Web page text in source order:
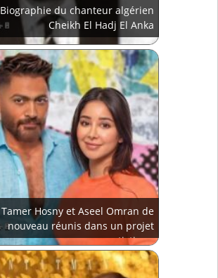
Biographie du chanteur algérien
Cheikh El Hadj El Anka
Tamer Hosny et Aseel Omran de
nouveau réunis dans un projet
artistique